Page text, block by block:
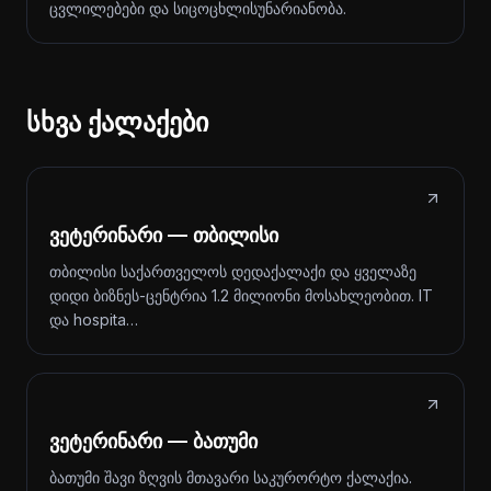
ცვლილებები და სიცოცხლისუნარიანობა.
სხვა ქალაქები
ვეტერინარი — თბილისი
თბილისი საქართველოს დედაქალაქი და ყველაზე
დიდი ბიზნეს-ცენტრია 1.2 მილიონი მოსახლეობით. IT
და hospita…
ვეტერინარი — ბათუმი
ბათუმი შავი ზღვის მთავარი საკურორტო ქალაქია.